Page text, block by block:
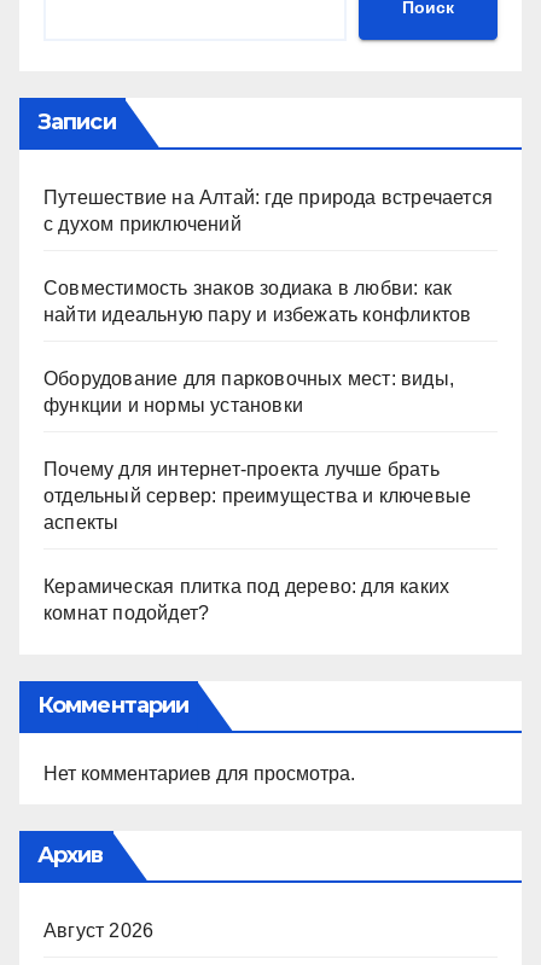
Поиск
Записи
Путешествие на Алтай: где природа встречается
с духом приключений
Совместимость знаков зодиака в любви: как
найти идеальную пару и избежать конфликтов
Оборудование для парковочных мест: виды,
функции и нормы установки
Почему для интернет-проекта лучше брать
отдельный сервер: преимущества и ключевые
аспекты
Керамическая плитка под дерево: для каких
комнат подойдет?
Комментарии
Нет комментариев для просмотра.
Архив
Август 2026